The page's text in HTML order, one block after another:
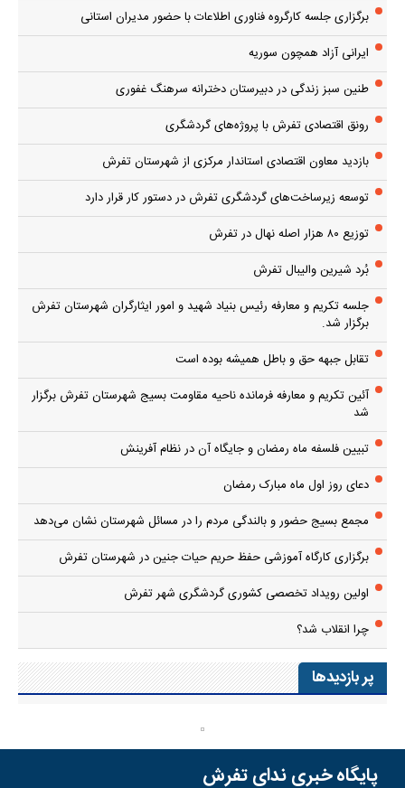
برگزاری جلسه کارگروه فناوری اطلاعات با حضور مدیران استانی
ایرانی آزاد همچون سوریه
طنین سبز زندگی در دبیرستان دخترانه سرهنگ غفوری
رونق اقتصادی تفرش با پروژه‌های گردشگری
بازدید معاون اقتصادی استاندار مرکزی از شهرستان تفرش
توسعه زیرساخت‌های گردشگری تفرش در دستور کار قرار دارد
توزیع ۸۰ هزار اصله نهال در تفرش
بُرد شیرین والیبال تفرش
جلسه تکریم و معارفه رئیس بنیاد شهید و امور ایثارگران شهرستان تفرش
برگزار شد.
تقابل جبهه حق و باطل همیشه بوده است
آئین تکریم و معارفه فرمانده ناحیه مقاومت بسیج شهرستان تفرش برگزار
شد
تبیین فلسفه ماه رمضان و جایگاه آن در نظام آفرینش
دعای روز اول ماه مبارک رمضان
مجمع بسیج حضور و بالندگی مردم را در مسائل شهرستان نشان می‌دهد
برگزاری کارگاه آموزشی حفظ حریم حیات جنین در شهرستان تفرش
اولین رویداد تخصصی کشوری گردشگری شهر تفرش
چرا انقلاب شد؟
پر بازدیدها
پایگاه خبری ندای تفرش